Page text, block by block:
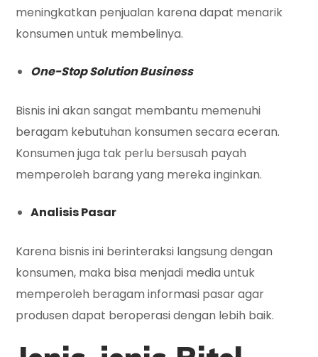
meningkatkan penjualan karena dapat menarik
konsumen untuk membelinya.
One-Stop Solution Business
Bisnis ini akan sangat membantu memenuhi
beragam kebutuhan konsumen secara eceran.
Konsumen juga tak perlu bersusah payah
memperoleh barang yang mereka inginkan.
Analisis Pasar
Karena bisnis ini berinteraksi langsung dengan
konsumen, maka bisa menjadi media untuk
memperoleh beragam informasi pasar agar
produsen dapat beroperasi dengan lebih baik.